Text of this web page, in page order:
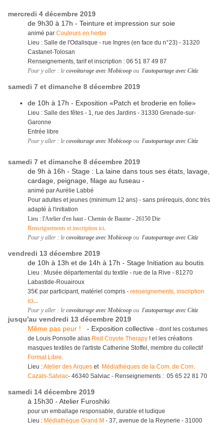
mercredi 4 décembre 2019
de 9h30 à 17h - Teinture et impression sur soie
animé par Couleurs en herbe
Lieu : Salle de l'Odalisque - rue Ingres (en face du n°23) - 31320
Castanet-Tolosan
Renseignements, tarif et inscription : 06 51 87 49 87
Pour y aller : le covoiturage avec Mobicoop ou l'autopartage avec Citiz
samedi 7 et dimanche 8 décembre 2019
de 10h à 17h - Exposition «Patch et broderie en folie»
Lieu : Salle des fêtes - 1, rue des Jardins - 31330 Grenade-sur-
Garonne
Entrée libre
Pour y aller : le covoiturage avec Mobicoop ou l'autopartage avec Citiz
samedi 7 et dimanche 8 décembre 2019
de 9h à 16h - Stage : La laine dans tous ses états, lavage,
cardage, peignage, filage au fuseau -
animé par Aurélie Labbé
Pour adultes et jeunes (minimum 12 ans) - sans prérequis, donc très
adapté à l'initiation
Lieu : l'Atelier d'en haut - Chemin de Baume - 26150 Die
Renseignements et inscription ici.
Pour y aller : le covoiturage avec Mobicoop ou l'autopartage avec Citiz
vendredi 13 décembre 2019
de 10h à 13h et de 14h à 17h - Stage Initiation au boutis
Lieu : Musée départemental du textile - rue de la Rive - 81270
Labastide-Rouairoux
35€ par participant, matériel compris - renseignements, inscription
ici...
Pour y aller : le covoiturage avec Mobicoop ou l'autopartage avec Citiz
jusqu'au vendredi 13 décembre 2019
Même pas peur !
- Exposition collective - dont les costumes
de Louis Ponsolle alias Red Coyote Therapy ! et les créations
masques textiles de l'artiste Catherine Stoffel, membre du collectif
Format Libre.
Lieu :Atelier des Arques et Médiathèques de la Com. de Com.
Cazals-Salviac- 46340 Salviac - Renseignements : 05 65 22 81 70
samedi 14 décembre 2019
à 15h30 - Atelier Furoshiki
pour un emballage responsable, durable et ludique
Lieu : Médiathèque Grand M - 37, avenue de la Reynerie - 31000